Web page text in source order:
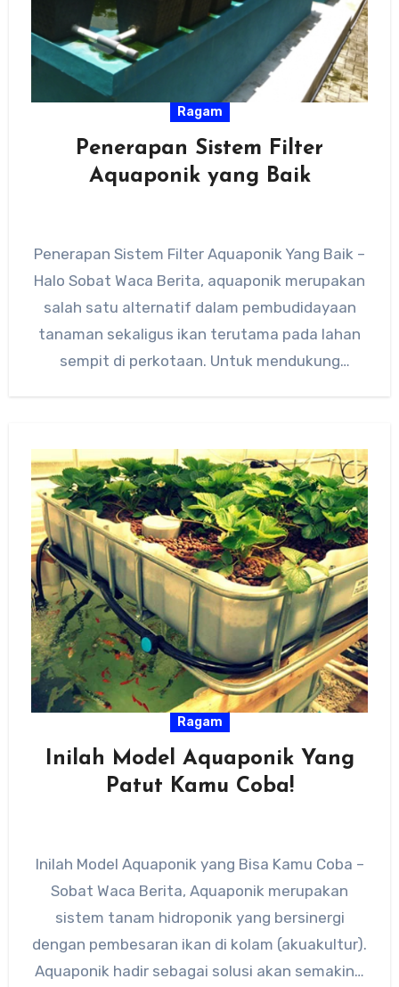
Ragam
Penerapan Sistem Filter
Aquaponik yang Baik
Penerapan Sistem Filter Aquaponik Yang Baik –
Halo Sobat Waca Berita, aquaponik merupakan
salah satu alternatif dalam pembudidayaan
tanaman sekaligus ikan terutama pada lahan
sempit di perkotaan. Untuk mendukung
Ragam
Inilah Model Aquaponik Yang
Patut Kamu Coba!
Inilah Model Aquaponik yang Bisa Kamu Coba –
Sobat Waca Berita, Aquaponik merupakan
sistem tanam hidroponik yang bersinergi
dengan pembesaran ikan di kolam (akuakultur).
Aquaponik hadir sebagai solusi akan semakin…